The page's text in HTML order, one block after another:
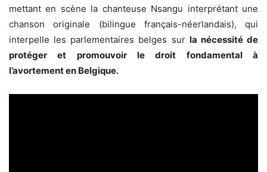
mettant en scène la chanteuse Nsangu interprétant une
chanson originale (bilingue français-néerlandais), qui
interpelle les parlementaires belges sur la nécessité de
protéger et promouvoir le droit fondamental à
l’avortement en Belgique.